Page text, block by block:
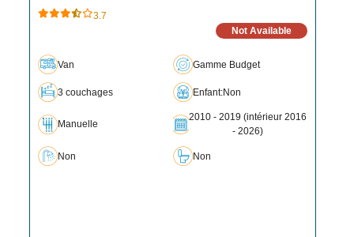
3.7
Not Available
Van Gamme Budget
3 couchages Enfant:Non
Manuelle
2010 - 2019 (intérieur 2016
- 2026)
Non Non